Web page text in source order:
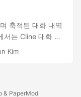
축적된 대화 내역
서는 Cline 대화 히
백업 방법을 통해
Kim
& PaperMod